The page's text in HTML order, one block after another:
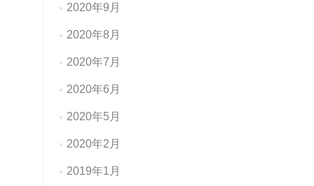
2020年9月
2020年8月
2020年7月
2020年6月
2020年5月
2020年2月
2019年1月